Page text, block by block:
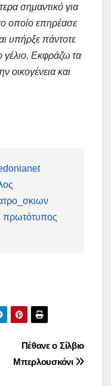
σημαντικό για
οποίο επηρέασε
υπήρξε πάντοτε
γέλιο. Εκφράζω τα
οικογένεια και
Πέθανε ο Σίλβιο
Μπερλουσκόνι